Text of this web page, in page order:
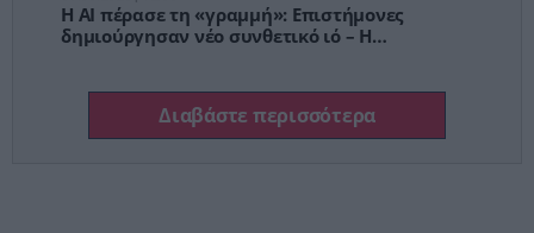
Η ΑΙ πέρασε τη «γραμμή»: Επιστήμονες
δημιούργησαν νέο συνθετικό ιό – Η
Διαβάστε περισσότερα